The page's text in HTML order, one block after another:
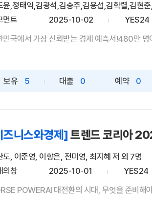
윤,정태익,김광석,김승주,김용섭,김학렬,김현준
먼트
2025-10-02
YES24
민국에서 가장 신뢰받는 경제 예측서!480만
보유 5 대출 0 예약 0
즈니스와경제] 트렌드 코리아
도, 이준영, 이향은, 전미영, 최지혜 저 외 7명
의창
2025-10-01
YES24
POWERAI 대전환의 시대, 무엇을 준비해